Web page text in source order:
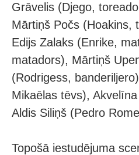
Grāvelis (Djego,
Mārtiņš Počs (Hoakins,
Edijs Zalaks (Enrike,
matadors), Mārtiņš
(Rodrigess,
Mikaēlas tēvs),
Aldis Siliņš (Pedro
Topošā iestudējuma